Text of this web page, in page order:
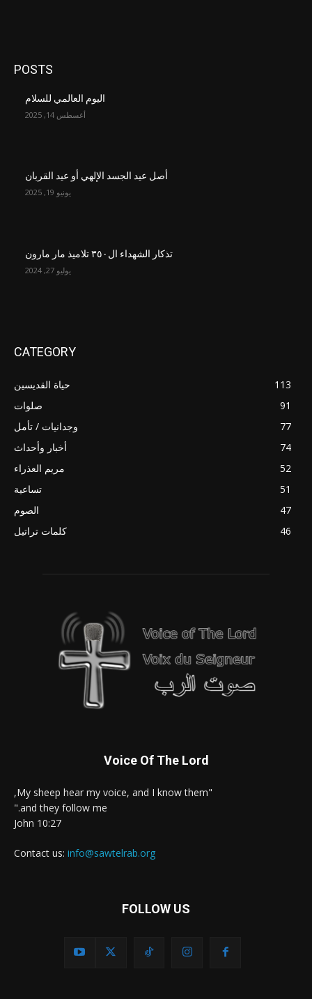
POSTS
اليوم العالمي للسلام
أغسطس 14, 2025
أصل عيد الجسد الإلهي أو عيد القربان
يونيو 19, 2025
تذكار الشهداء ال٣٥٠ تلاميذ مار مارون
يوليو 27, 2024
CATEGORY
حياة القديسين
113
صلوات
91
وجدانيات / تأمل
77
أخبار وأحداث
74
مريم العذراء
52
تساعية
51
الصوم
47
كلمات تراتيل
46
Voice Of The Lord
"My sheep hear my voice, and I know them,
and they follow me."
John 10:27
Contact us: info@sawtelrab.org
FOLLOW US